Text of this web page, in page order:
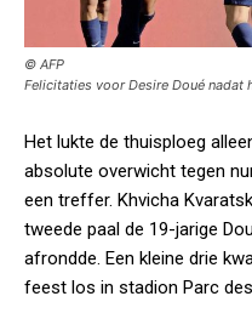
© AFP
Felicitaties voor Desire Doué nadat
Het lukte de thuisploeg
absolute overwicht tegen
een treffer. Khvicha
tweede paal de 19-jarige
afrondde. Een kleine drie
feest los in stadion Parc